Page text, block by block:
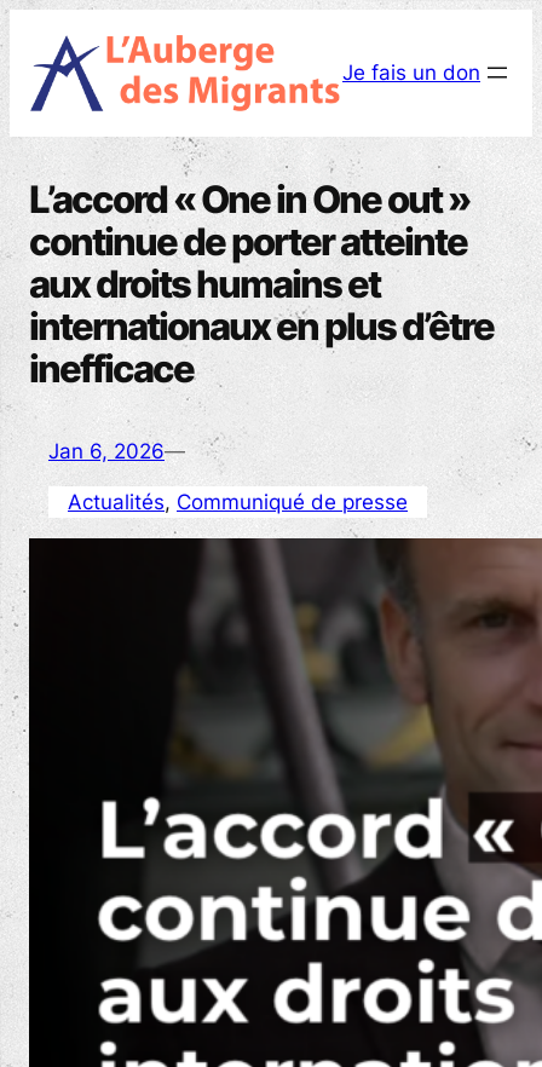
contenu
Je fais un don
L’accord « One in One out »
continue de porter atteinte
aux droits humains et
internationaux en plus d’être
inefficace
Jan 6, 2026—
Actualités, Communiqué de presse